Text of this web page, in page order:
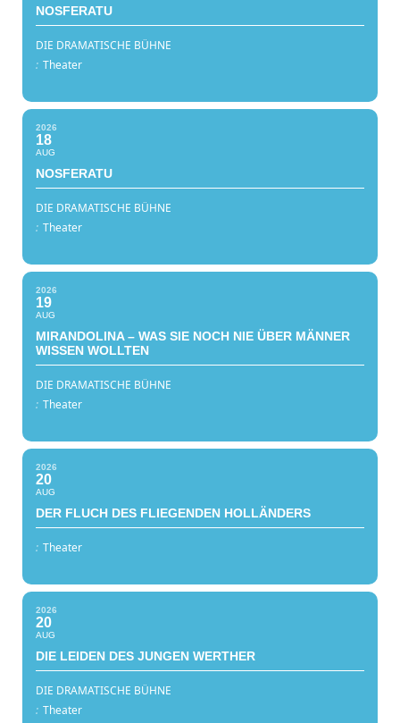
NOSFERATU
DIE DRAMATISCHE BÜHNE
: Theater
2026
18
AUG
NOSFERATU
DIE DRAMATISCHE BÜHNE
: Theater
2026
19
AUG
MIRANDOLINA – WAS SIE NOCH NIE ÜBER MÄNNER
WISSEN WOLLTEN
DIE DRAMATISCHE BÜHNE
: Theater
2026
20
AUG
DER FLUCH DES FLIEGENDEN HOLLÄNDERS
: Theater
2026
20
AUG
DIE LEIDEN DES JUNGEN WERTHER
DIE DRAMATISCHE BÜHNE
: Theater